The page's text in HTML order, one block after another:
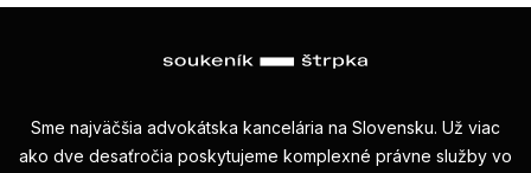
Sme najväčšia advokátska kancelária na Slovensku. Už viac
ako dve desaťročia poskytujeme komplexné právne služby vo